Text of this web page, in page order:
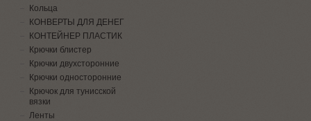
Кольца
КОНВЕРТЫ ДЛЯ ДЕНЕГ
КОНТЕЙНЕР ПЛАСТИК
Крючки блистер
Крючки двухсторонние
Крючки односторонние
Крючок для тунисской
вязки
Ленты